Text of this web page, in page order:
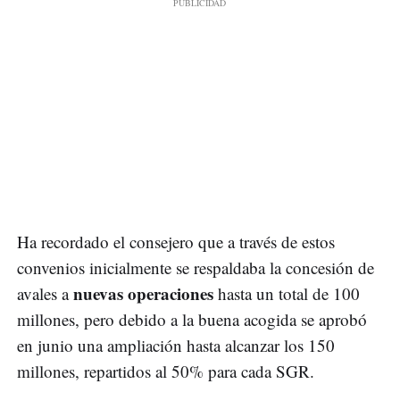
Ha recordado el consejero que a través de estos
convenios inicialmente se respaldaba la concesión de
avales anuevas operaciones hasta un total de 100
millones, pero debido a la buena acogida se aprobó
en junio una ampliación hasta alcanzar los 150
millones, repartidos al 50% para cada SGR.